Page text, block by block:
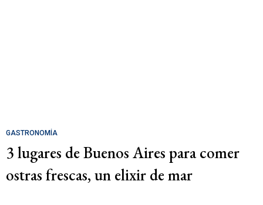
GASTRONOMÍA
3 lugares de Buenos Aires para comer
ostras frescas, un elixir de mar